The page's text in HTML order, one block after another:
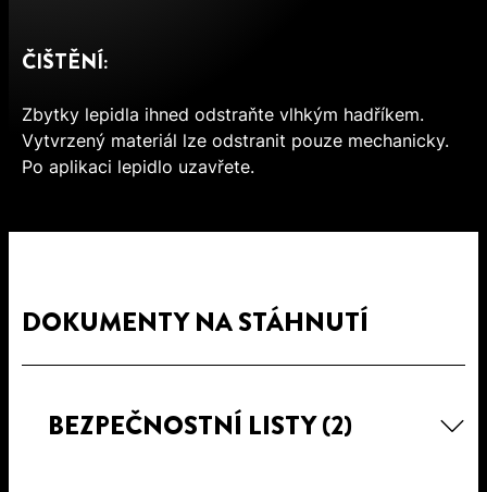
ČIŠTĚNÍ:
Zbytky lepidla ihned odstraňte vlhkým hadříkem.
Vytvrzený materiál lze odstranit pouze mechanicky.
Po aplikaci lepidlo uzavřete.
DOKUMENTY NA STÁHNUTÍ
BEZPEČNOSTNÍ LISTY(2)